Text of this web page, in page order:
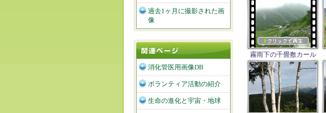
霧雨下の千畳敷カール
過去1ヶ月に撮影された画
像
消化管医用画像DB
ボランティア活動の紹介
生命の進化と宇宙・地球